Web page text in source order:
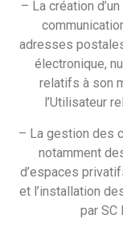
– La création
adresses
électronique,
relatifs à son
l’Utilisateur
– La gestion des
notamment
d’espaces
et l’installation
par SC